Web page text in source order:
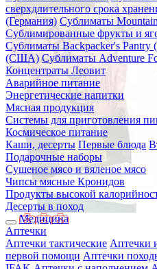
сверхдлительного срока
(Германия) Сублиматы
Сублимированные фрукты и
Сублиматы Backpacker's
(США) Сублиматы Adventure
Концентраты Леовит
Аварийное питание
Энергетические напитки
Мясная продукция
Системы для приготовления
Космическое питание
Каши, десерты Первые блюда
Подарочные наборы
Сушеное мясо и вяленое мясо
Чипсы мясные Кронидов
Продукты высокой
Десерты в поход
Медицина
Аптечки
Аптечки тактические Аптечки
первой помощи Аптечки